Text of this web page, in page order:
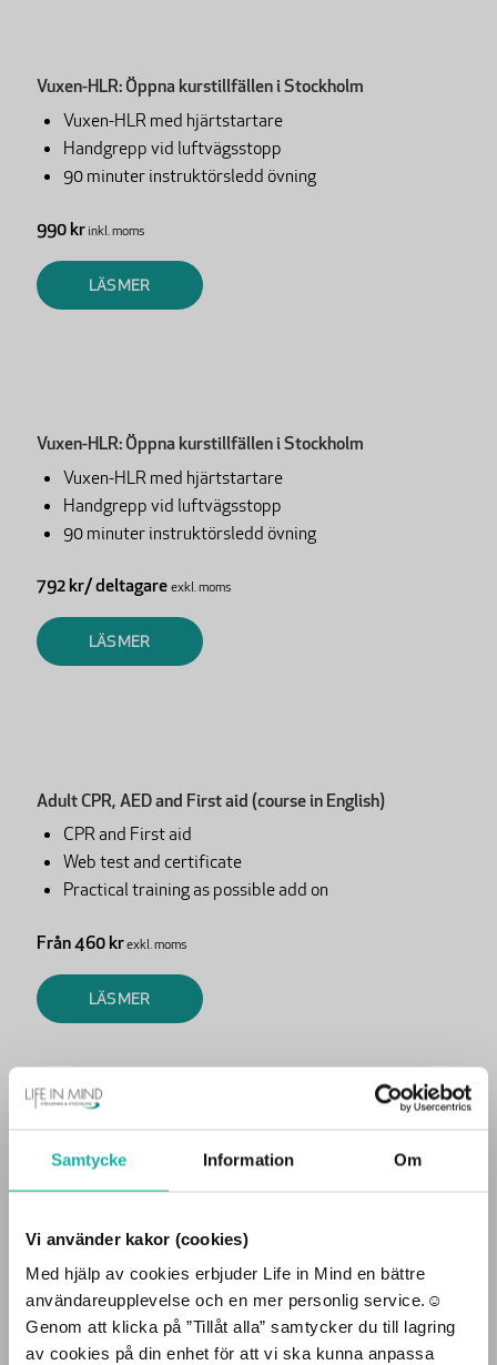
Samtycke Information Om
Vi använder kakor (cookies)
Med hjälp av cookies erbjuder Life in Mind en bättre
användareupplevelse och en mer personlig service.☺︎
Genom att klicka på ”Tillåt alla” samtycker du till lagring
av cookies på din enhet för att vi ska kunna anpassa
Vuxen-HLR: Öppna kurstillfällen i Stockholm
Vuxen-HLR med hjärtstartare
Handgrepp vid luftvägsstopp
90 minuter instruktörsledd övning
990 krinkl. moms
LÄS MER
Vuxen-HLR: Öppna kurstillfällen i Stockholm
Vuxen-HLR med hjärtstartare
Handgrepp vid luftvägsstopp
90 minuter instruktörsledd övning
792 kr/ deltagareexkl. moms
LÄS MER
Adult CPR, AED and First aid (course in English)
CPR and First aid
Web test and certificate
Practical training as possible add on
Från 460 krexkl. moms
LÄS MER
Andningsskydd vid HLR (4-pack)
221 krexkl. moms
LÄS MER
Vill du besöka sidan som
privatperson eller företag